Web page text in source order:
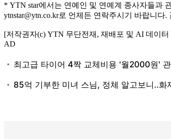
* YTN star에서는 연예인 및 연예계 종사자들과
ytnstar@ytn.co.kr로 언제든 연락주시기 바랍니다.
[저작권자(c) YTN 무단전재, 재배포 및 AI 데이
AD